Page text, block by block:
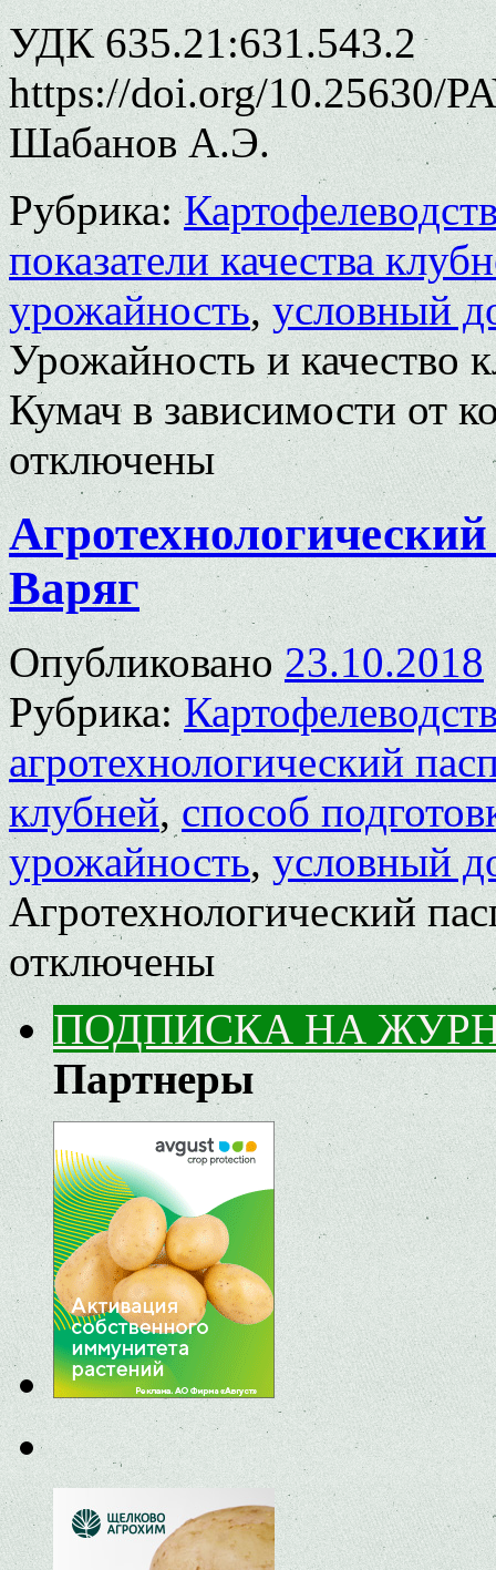
УДК 635.21:631.543.2
https://doi.org/10.25630/
Шабанов А.Э.
Рубрика:
показатели качества
урожайность,условный
Урожайность и качество
Кумач в зависимости от
отключены
Варяг
Опубликовано 23.10.2018
Рубрика:
агротехнологический
клубней,способ
урожайность,условный
Агротехнологический
отключены
ПОДПИСКА НА
Партнеры